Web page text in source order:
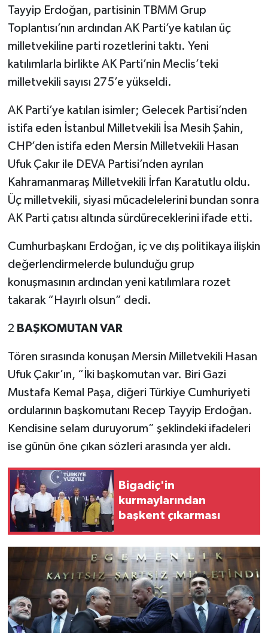
Tayyip Erdoğan, partisinin TBMM Grup
Toplantısı’nın ardından AK Parti’ye katılan üç
milletvekiline parti rozetlerini taktı. Yeni
katılımlarla birlikte AK Parti’nin Meclis’teki
milletvekili sayısı 275’e yükseldi.
AK Parti’ye katılan isimler; Gelecek Partisi’nden
istifa eden İstanbul Milletvekili İsa Mesih Şahin,
CHP’den istifa eden Mersin Milletvekili Hasan
Ufuk Çakır ile DEVA Partisi’nden ayrılan
Kahramanmaraş Milletvekili İrfan Karatutlu oldu.
Üç milletvekili, siyasi mücadelelerini bundan sonra
AK Parti çatısı altında sürdüreceklerini ifade etti.
Cumhurbaşkanı Erdoğan, iç ve dış politikaya ilişkin
değerlendirmelerde bulunduğu grup
konuşmasının ardından yeni katılımlara rozet
takarak “Hayırlı olsun” dedi.
2 BAŞKOMUTAN VAR
Tören sırasında konuşan Mersin Milletvekili Hasan
Ufuk Çakır’ın, “İki başkomutan var. Biri Gazi
Mustafa Kemal Paşa, diğeri Türkiye Cumhuriyeti
ordularının başkomutanı Recep Tayyip Erdoğan.
Kendisine selam duruyorum” şeklindeki ifadeleri
ise günün öne çıkan sözleri arasında yer aldı.
Bigadiç'in
kurmaylarından
başkent çıkarması